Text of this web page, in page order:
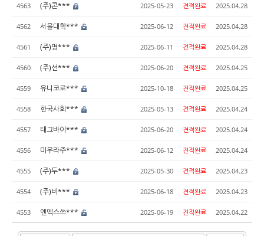
4563 (주)콘*** 2025-05-23 견적완료 2025.04.28
4562 서울대학*** 2025-06-12 견적완료 2025.04.28
4561 (주)명*** 2025-06-11 견적완료 2025.04.28
4560 (주)선*** 2025-06-20 견적완료 2025.04.25
4559 유니코로*** 2025-10-18 견적완료 2025.04.25
4558 한국사회*** 2025-05-13 견적완료 2025.04.24
4557 태그바이*** 2025-06-20 견적완료 2025.04.24
4556 미우라주*** 2025-06-12 견적완료 2025.04.24
4555 (주)두*** 2025-05-30 견적완료 2025.04.23
4554 (주)비*** 2025-06-18 견적완료 2025.04.23
4553 엔엑스쓰*** 2025-06-19 견적완료 2025.04.22